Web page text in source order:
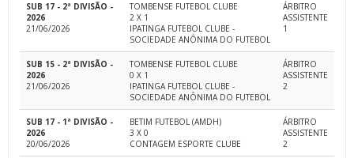
SUB 17 - 2ª DIVISÃO -
2026
21/06/2026
TOMBENSE FUTEBOL CLUBE
2 X 1
IPATINGA FUTEBOL CLUBE -
SOCIEDADE ANÔNIMA DO FUTEBOL
ÁRBITRO
ASSISTENTE
1
SUB 15 - 2ª DIVISÃO -
2026
21/06/2026
TOMBENSE FUTEBOL CLUBE
0 X 1
IPATINGA FUTEBOL CLUBE -
SOCIEDADE ANÔNIMA DO FUTEBOL
ÁRBITRO
ASSISTENTE
2
SUB 17 - 1ª DIVISÃO -
2026
20/06/2026
BETIM FUTEBOL (AMDH)
3 X 0
CONTAGEM ESPORTE CLUBE
ÁRBITRO
ASSISTENTE
2